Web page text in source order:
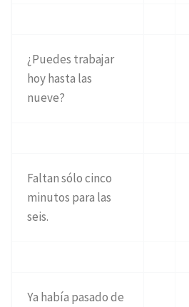
¿Puedes trabajar
hoy hasta las
nueve?
Faltan sólo cinco
minutos para las
seis.
Ya había pasado de